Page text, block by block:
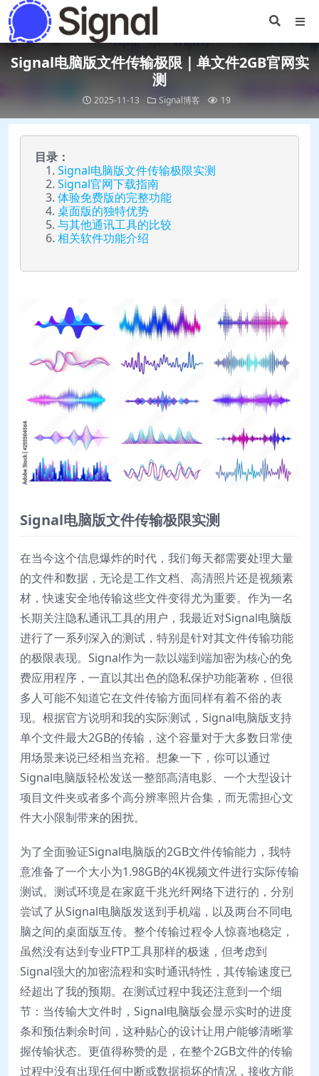
Signal电脑版文件传输极限｜单文件2GB官网实
测
2025-11-13 Signal博客 19
目录：
Signal电脑版文件传输极限实测
Signal官网下载指南
体验免费版的完整功能
桌面版的独特优势
与其他通讯工具的比较
相关软件功能介绍
Signal电脑版文件传输极限实测
在当今这个信息爆炸的时代，我们每天都需要处理大量
的文件和数据，无论是工作文档、高清照片还是视频素
材，快速安全地传输这些文件变得尤为重要。作为一名
长期关注隐私通讯工具的用户，我最近对Signal电脑版
进行了一系列深入的测试，特别是针对其文件传输功能
的极限表现。Signal作为一款以端到端加密为核心的免
费应用程序，一直以其出色的隐私保护功能著称，但很
多人可能不知道它在文件传输方面同样有着不俗的表
现。根据官方说明和我的实际测试，Signal电脑版支持
单个文件最大2GB的传输，这个容量对于大多数日常使
用场景来说已经相当充裕。想象一下，你可以通过
Signal电脑版轻松发送一整部高清电影、一个大型设计
项目文件夹或者多个高分辨率照片合集，而无需担心文
件大小限制带来的困扰。
为了全面验证Signal电脑版的2GB文件传输能力，我特
意准备了一个大小为1.98GB的4K视频文件进行实际传输
测试。测试环境是在家庭千兆光纤网络下进行的，分别
尝试了从Signal电脑版发送到手机端，以及两台不同电
脑之间的桌面版互传。整个传输过程令人惊喜地稳定，
虽然没有达到专业FTP工具那样的极速，但考虑到
Signal强大的加密流程和实时通讯特性，其传输速度已
经超出了我的预期。在测试过程中我还注意到一个细
节：当传输大文件时，Signal电脑版会显示实时的进度
条和预估剩余时间，这种贴心的设计让用户能够清晰掌
握传输状态。更值得称赞的是，在整个2GB文件的传输
过程中没有出现任何中断或数据损坏的情况，接收方能